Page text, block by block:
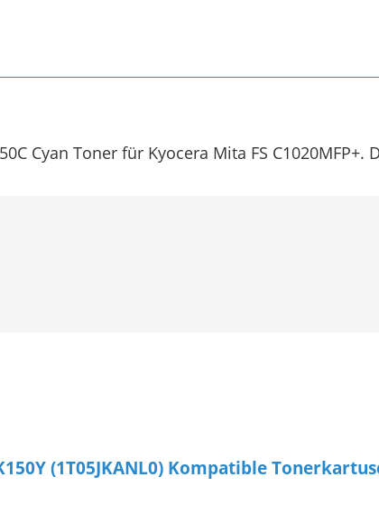
Cyan Toner für Kyocera Mita FS C1020MFP+.
(1T05JKANL0) Kompatible